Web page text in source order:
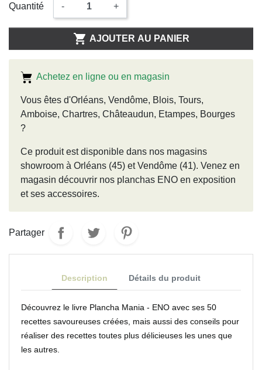
Quantité - +
 AJOUTER AU PANIER
Achetez en ligne ou en magasin
Vous êtes d'Orléans, Vendôme, Blois, Tours,
Amboise, Chartres, Châteaudun, Etampes, Bourges
?
Ce produit est disponible dans nos magasins
showroom à Orléans (45) et Vendôme (41). Venez en
magasin découvrir nos planchas ENO en exposition
et ses accessoires.
Partager
Description Détails du produit
Découvrez le livre Plancha Mania - ENO avec ses 50
recettes savoureuses créées, mais aussi des conseils pour
réaliser des recettes toutes plus délicieuses les unes que
les autres.